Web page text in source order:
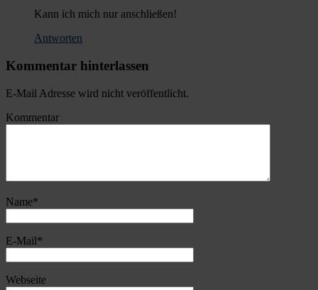
Kann ich mich nur anschließen!
Antworten
Kommentar hinterlassen
E-Mail Adresse wird nicht veröffentlicht.
Kommentar
Name*
E-Mail*
Webseite